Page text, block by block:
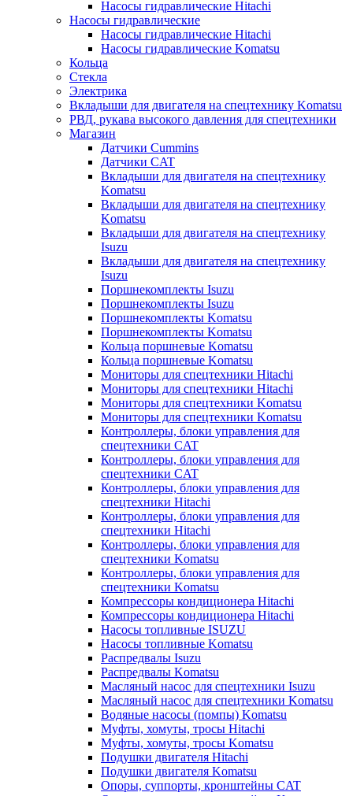
Насосы гидравлические Hitachi
Насосы гидравлические
Насосы гидравлические Hitachi
Насосы гидравлические Komatsu
Кольца
Стекла
Электрика
Вкладыши для двигателя на спецтехнику Komatsu
РВД, рукава высокого давления для спецтехники
Магазин
Датчики Cummins
Датчики CAT
Вкладыши для двигателя на спецтехнику
Komatsu
Вкладыши для двигателя на спецтехнику
Komatsu
Вкладыши для двигателя на спецтехнику
Isuzu
Вкладыши для двигателя на спецтехнику
Isuzu
Поршнекомплекты Isuzu
Поршнекомплекты Isuzu
Поршнекомплекты Komatsu
Поршнекомплекты Komatsu
Кольца поршневые Komatsu
Кольца поршневые Komatsu
Мониторы для спецтехники Hitachi
Мониторы для спецтехники Hitachi
Мониторы для спецтехники Komatsu
Мониторы для спецтехники Komatsu
Контроллеры, блоки управления для
спецтехники CAT
Контроллеры, блоки управления для
спецтехники CAT
Контроллеры, блоки управления для
спецтехники Hitachi
Контроллеры, блоки управления для
спецтехники Hitachi
Контроллеры, блоки управления для
спецтехники Komatsu
Контроллеры, блоки управления для
спецтехники Komatsu
Компрессоры кондиционера Hitachi
Компрессоры кондиционера Hitachi
Насосы топливные ISUZU
Насосы топливные Komatsu
Распредвалы Isuzu
Распредвалы Komatsu
Масляный насос для спецтехники Isuzu
Масляный насос для спецтехники Komatsu
Водяные насосы (помпы) Komatsu
Муфты, хомуты, тросы Hitachi
Муфты, хомуты, тросы Komatsu
Подушки двигателя Hitachi
Подушки двигателя Komatsu
Опоры, суппорты, кронштейны CAT